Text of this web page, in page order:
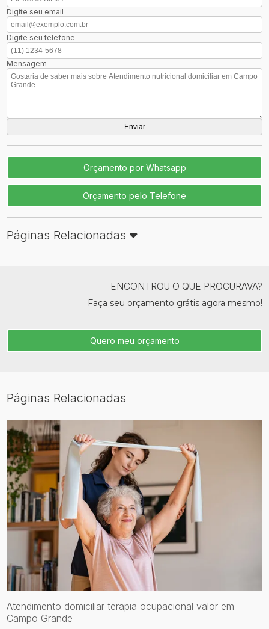
Digite seu email
Digite seu telefone
Mensagem
Orçamento por Whatsapp
Orçamento pelo Telefone
Páginas Relacionadas
ENCONTROU O QUE PROCURAVA?
Faça seu orçamento grátis agora mesmo!
Quero meu orçamento
Páginas Relacionadas
Atendimento domiciliar terapia ocupacional valor em
Campo Grande